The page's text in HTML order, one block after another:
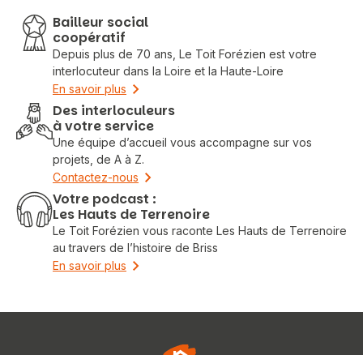
Bailleur social
coopératif
Depuis plus de 70 ans, Le Toit Forézien est votre
interlocuteur dans la Loire et la Haute-Loire
En savoir plus
Des interloculeurs
à votre service
Une équipe d’accueil vous accompagne sur vos
projets, de A à Z.
Contactez-nous
Votre podcast :
Les Hauts de Terrenoire
Le Toit Forézien vous raconte Les Hauts de Terrenoire
au travers de l’histoire de Briss
En savoir plus